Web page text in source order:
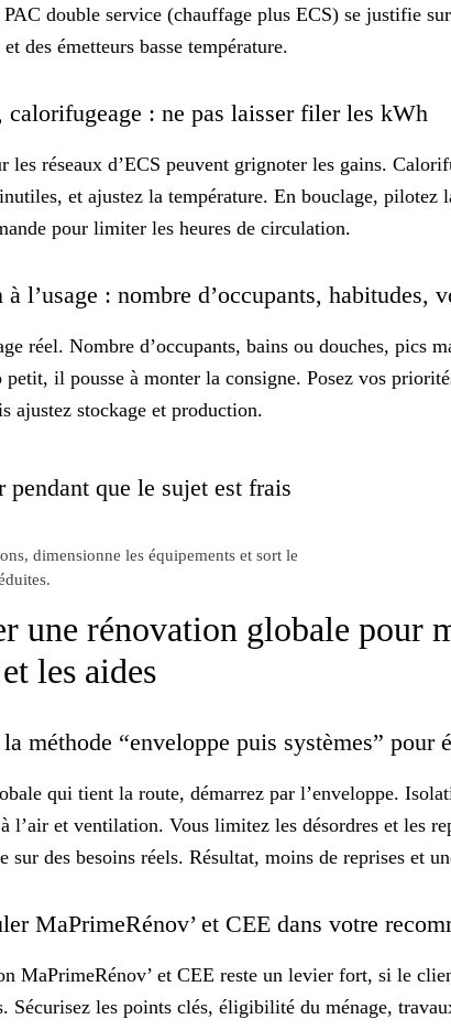
PAC double service (chauffage plus ECS) se justifie
des émetteurs basse température.
calorifugeage : ne pas laisser filer les kWh
les réseaux d’ECS peuvent grignoter les gains.
et ajustez la température. En bouclage, pilotez
pour limiter les heures de circulation.
l’usage : nombre d’occupants, habitudes,
réel. Nombre d’occupants, bains ou douches, pics
il pousse à monter la consigne. Posez vos
ajustez stockage et production.
que le sujet est frais
dimensionne les équipements et sort le
une rénovation globale pour
les aides
méthode “enveloppe puis systèmes” pour
qui tient la route, démarrez par l’enveloppe.
l’air et ventilation. Vous limitez les désordres et les
sur des besoins réels. Résultat, moins de reprises et
MaPrimeRénov’ et CEE dans votre
MaPrimeRénov’ et CEE reste un levier fort, si le
Sécurisez les points clés, éligibilité du ménage,